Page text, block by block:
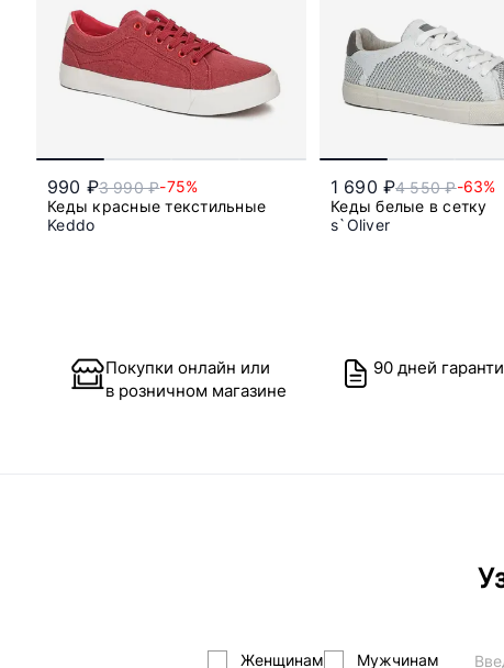
990 ₽3 990 ₽-75%
Кеды красные текстильные
Keddo
1 690 ₽4 550 ₽-63%
Кеды белые в сетку
s`Oliver
Покупки онлайн или
в розничном магазине
90 дней
Женщинам Мужчинам